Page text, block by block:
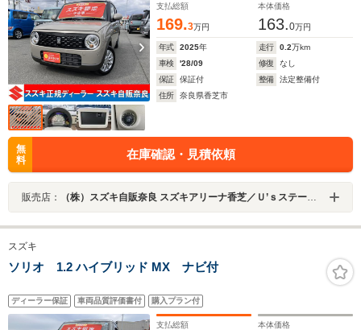
支払総額
169.3万円
本体価格
163.0万円
年式 2025年 走行 0.2万km
車検
'28/09 修復
なし
保証
保証付 整備
法定整備付
住所
奈良県香芝市
無
料
在庫確認・見積依頼
販売店： （株）スズキ自販奈良 スズキアリーナ香芝／Ｕ’ｓステーション香芝
スズキ
ソリオ 1.2 ハイブリッド MX ナビ付
ディーラー保証 車両品質評価書付 購入プラン付
支払総額 本体価格